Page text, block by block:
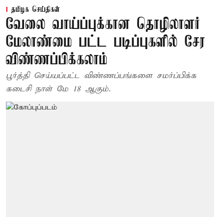
தமிழக செய்திகள்
வேலை வாய்ப்புக்கான தொழிலாளர்
மேலாண்மை பட்ட படிப்புகளில் சேர
விண்ணப்பிக்கலாம்
பூர்த்தி செய்யப்பட்ட விண்ணப்பங்களை சமர்ப்பிக்க
கடைசி நாள் மே 18 ஆகும்.